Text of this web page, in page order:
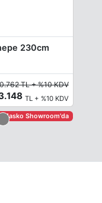
230cm
TL + %10 KDV
TL + %10 KDV
Masko Showroom'da